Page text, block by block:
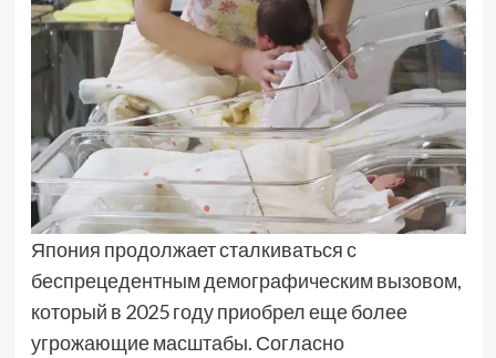
Япония продолжает сталкиваться с
беспрецедентным демографическим вызовом,
который в 2025 году приобрел еще более
угрожающие масштабы. Согласно